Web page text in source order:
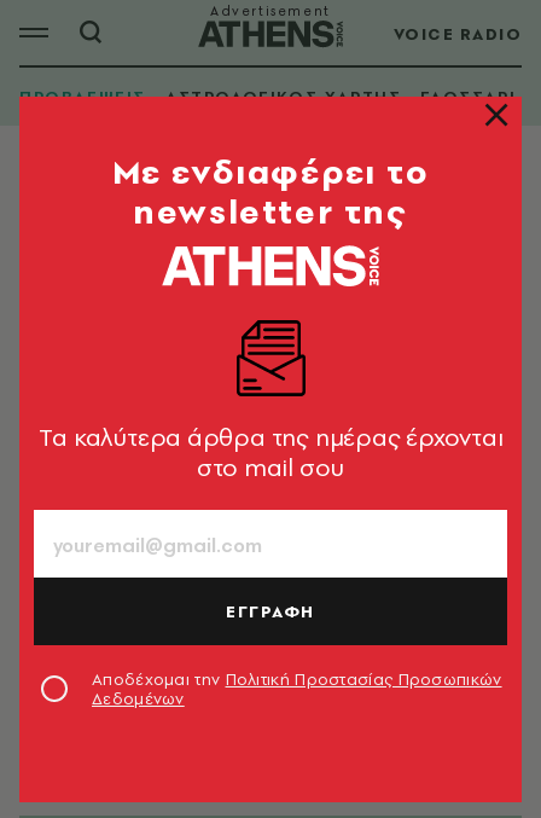
VOICE RADIO
ΠΡΟΒΛΕΨΕΙΣ ΑΣΤΡΟΛΟΓΙΚΟΣ ΧΑΡΤΗΣ ΓΛΩΣΣΑΡΙ
ΠΡΟΒΛΕΨΕΙΣ
ΗΜΕΡΗΣΙΕΣ
Mε ενδιαφέρει το
newsletter της
Tα καλύτερα άρθρα της ημέρας έρχονται
στο mail σου
ΕΓΓΡΑΦΗ
Αποδέχομαι την Πολιτική Προστασίας Προσωπικών
Δεδομένων